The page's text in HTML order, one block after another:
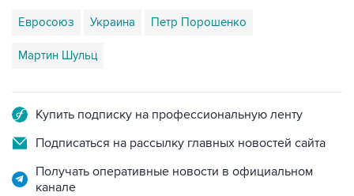
Евросоюз Украина Петр Порошенко
Мартин Шульц
Купить подписку на профессиональную ленту
Подписаться на рассылку главных новостей сайта
Получать оперативные новости в официальном
канале